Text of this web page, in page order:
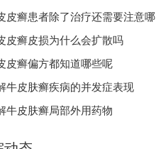
皮癣患者除了治疗还需要注意哪
皮癣皮损为什么会扩散吗
皮癣偏方都知道哪些呢
牛皮肤癣疾病的并发症表现
牛皮肤癣局部外用药物